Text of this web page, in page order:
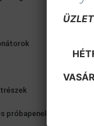
próbapenelek